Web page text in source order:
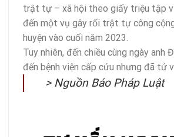
trật tự – xã hội theo giấy triệu tập
đến một vụ gây rối trật tự công
huyện vào cuối năm 2023.
Tuy nhiên, đến chiều cùng ngày anh
đến bệnh viện cấp cứu nhưng đã tử
> Nguồn Báo Pháp Luật